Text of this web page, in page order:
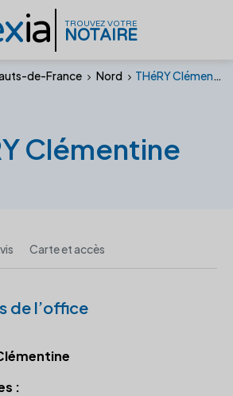
ia TROUVEZ VOTRE
NOTAIRE
de-France Nord THéRY Clémentine
Clémentine
Carte et accès
de l’office
: